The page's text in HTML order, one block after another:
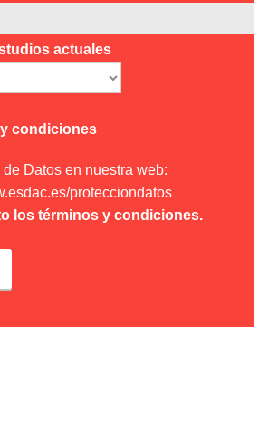
actuales
condiciones
de Datos en nuestra web:
protecciondatos
los términos y condiciones.